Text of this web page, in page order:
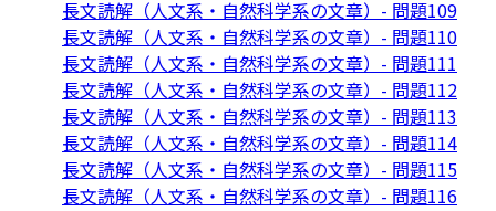
長文読解（人文系・自然科学系の文章）- 問題109
長文読解（人文系・自然科学系の文章）- 問題110
長文読解（人文系・自然科学系の文章）- 問題111
長文読解（人文系・自然科学系の文章）- 問題112
長文読解（人文系・自然科学系の文章）- 問題113
長文読解（人文系・自然科学系の文章）- 問題114
長文読解（人文系・自然科学系の文章）- 問題115
長文読解（人文系・自然科学系の文章）- 問題116